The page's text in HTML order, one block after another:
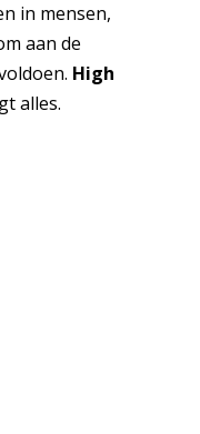
in mensen,
aan de
High
alles.